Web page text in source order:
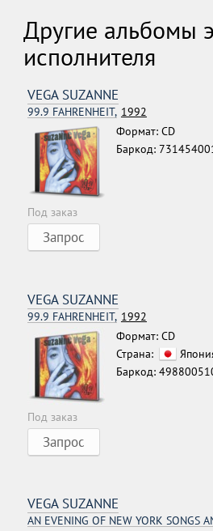
Другие альбомы
исполнителя
VEGA SUZANNE
99.9 FAHRENHEIT, 1992
Формат: CD
Баркод:
Под заказ
Запрос
VEGA SUZANNE
99.9 FAHRENHEIT, 1992
Формат: CD
Страна:
Баркод:
Под заказ
Запрос
VEGA SUZANNE
AN EVENING OF NEW YORK SONGS